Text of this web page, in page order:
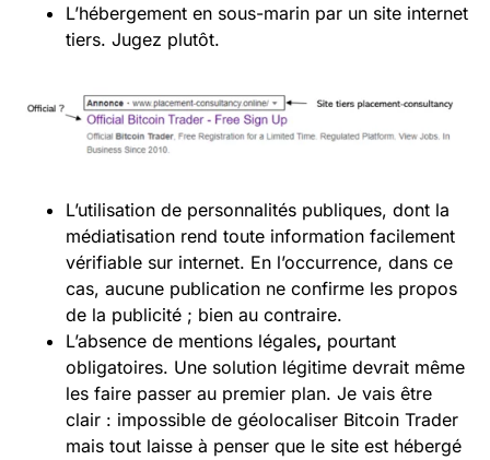
L’hébergement en sous-marin par un site internet
tiers. Jugez plutôt.
L’utilisation de personnalités publiques, dont la
médiatisation rend toute information facilement
vérifiable sur internet. En l’occurrence, dans ce
cas, aucune publication ne confirme les propos
de la publicité ; bien au contraire.
L’absence de mentions légales, pourtant
obligatoires. Une solution légitime devrait même
les faire passer au premier plan. Je vais être
clair : impossible de géolocaliser Bitcoin Trader
mais tout laisse à penser que le site est hébergé